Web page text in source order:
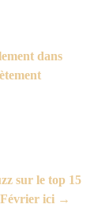
dans
sur le top 15
Février ici →